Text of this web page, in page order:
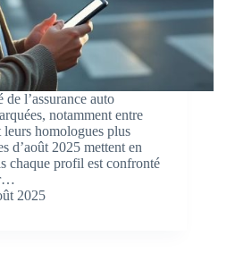
l’assurance auto
notamment entre
leurs homologues plus
d’août 2025 mettent en
chaque profil est confronté
2025